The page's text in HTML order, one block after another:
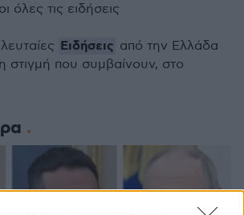
όλες τις ειδήσεις
Ειδήσεις από την Ελλάδα
στιγμή που συμβαίνουν, στο